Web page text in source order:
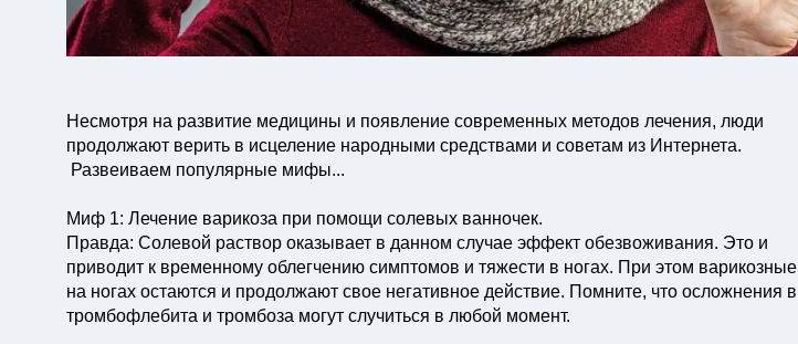
Несмотря на развитие медицины и появление современных методов лечения, люди
продолжают верить в исцеление народными средствами и советам из Интернета.
Развеиваем популярные мифы...
Миф 1: Лечение варикоза при помощи солевых ванночек.
Правда: Солевой раствор оказывает в данном случае эффект обезвоживания. Это и
приводит к временному облегчению симптомов и тяжести в ногах. При этом
на ногах остаются и продолжают свое негативное действие. Помните, что осложнения
тромбофлебита и тромбоза могут случиться в любой момент.